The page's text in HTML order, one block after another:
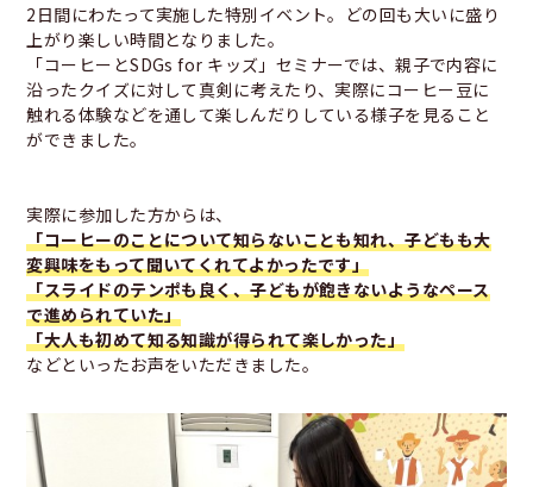
2日間にわたって実施した特別イベント。どの回も大いに盛り
上がり楽しい時間となりました。
「コーヒーとSDGs for キッズ」セミナーでは、親子で内容に
沿ったクイズに対して真剣に考えたり、実際にコーヒー豆に
触れる体験などを通して楽しんだりしている様子を見ること
ができました。
実際に参加した方からは、
「コーヒーのことについて知らないことも知れ、子どもも大
変興味をもって聞いてくれてよかったです」
「スライドのテンポも良く、子どもが飽きないようなペース
で進められていた」
「大人も初めて知る知識が得られて楽しかった」
などといったお声をいただきました。